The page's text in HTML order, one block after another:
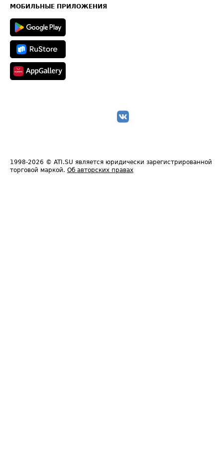
Техническая информация
МОБИЛЬНЫЕ ПРИЛОЖЕНИЯ
1998-2026 © ATI.SU является юридически зарегистрированной
торговой маркой. Об авторских правах